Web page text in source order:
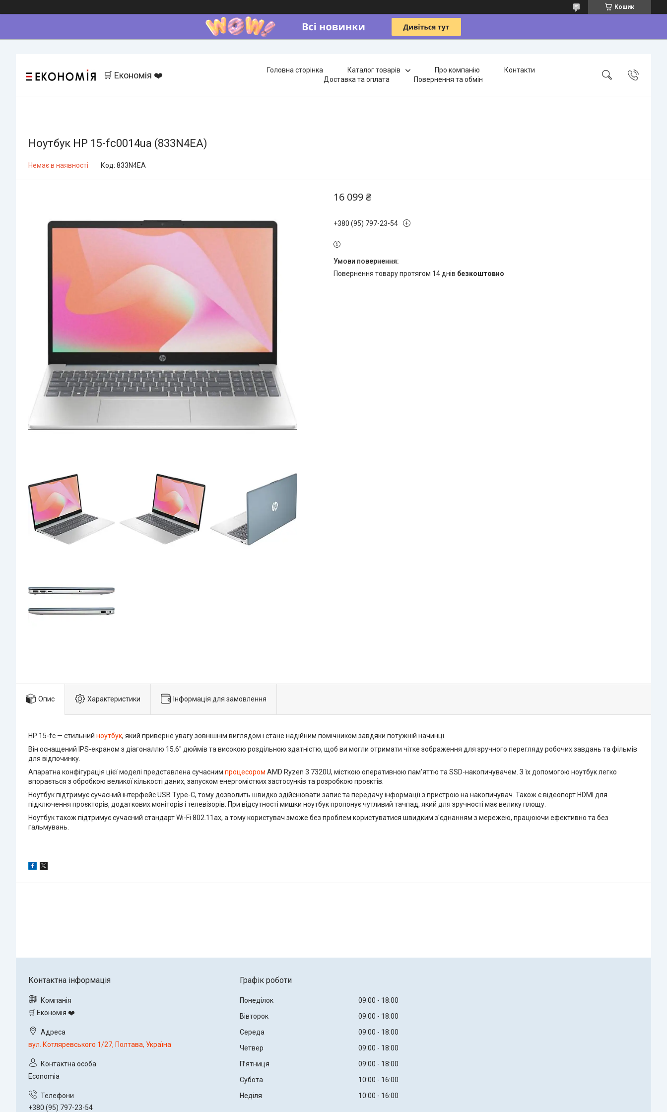
Кошик
🛒 Економія ❤️ Головна сторінка Каталог товарів Про компанію
Контакти
Доставка та оплата
Повернення та обмін
Ноутбук HP 15-fc0014ua (833N4EA)
Немає в наявності Код: 833N4EA
16 099 ₴
+380 (95) 797-23-54
повернення товару протягом 14 днів безкоштовно
Опис Характеристики Інформація для замовлення
HP 15-fc — стильний ноутбук, який приверне увагу зовнішнім виглядом і стане надійним помічником завдяки потужній начинці.
Він оснащений IPS-екраном з діагоналлю 15.6" дюймів та високою роздільною здатністю, щоб ви могли отримати чітке зображення для зручного перегляду робочих завдань та фільмів
для відпочинку.
Апаратна конфігурація цієї моделі представлена сучасним процесором AMD Ryzen 3 7320U, місткою оперативною пам'яттю та SSD-накопичувачем. З їх допомогою ноутбук легко
впорається з обробкою великої кількості даних, запуском енергомістких застосунків та розробкою проєктів.
Ноутбук підтримує сучасний інтерфейс USB Type-C, тому дозволить швидко здійснювати запис та передачу інформації з пристрою на накопичувач. Також є відеопорт HDMI для
підключення проєкторів, додаткових моніторів і телевізорів. При відсутності мишки ноутбук пропонує чутливий тачпад, який для зручності має велику площу.
Ноутбук також підтримує сучасний стандарт Wi-Fi 802.11ax, а тому користувач зможе без проблем користуватися швидким з'єднанням з мережею, працюючи ефективно та без
гальмувань.
🛒 Економія ❤️
вул. Котляревського 1/27, Полтава, Україна
Economia
+380 (95) 797-23-54
Графік роботи
Понеділок 09:00
18:00
Вівторок
09:00
18:00
Середа
09:00
18:00
Четвер
09:00
18:00
Пʼятниця
09:00
18:00
Субота
10:00
16:00
Неділя
10:00 16:00